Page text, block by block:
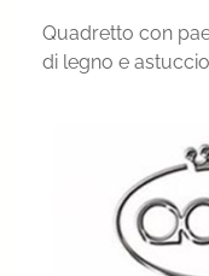
Quadretto con
di legno e